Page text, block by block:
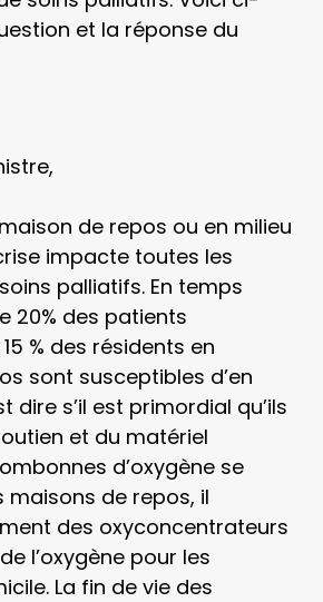
et la réponse du
de repos ou en milieu
impacte toutes les
palliatifs. En temps
20% des patients
% des résidents en
sont susceptibles d’en
dire s’il est primordial qu’ils
et du matériel
d’oxygène se
maisons de repos, il
des oxyconcentrateurs
l’oxygène pour les
La fin de vie des